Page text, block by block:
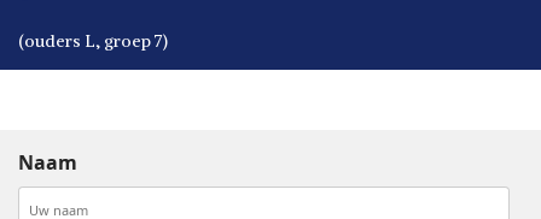
(ouders L, groep 7)
Naam